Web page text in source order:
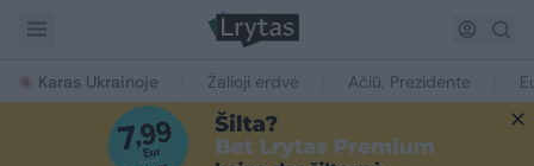
Karas Ukrainoje Žalioji erdvė Ačiū, Prezidente